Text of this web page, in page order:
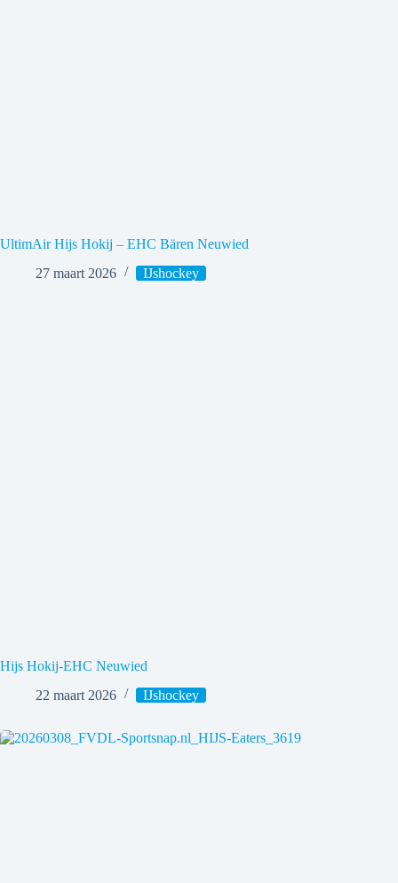
UltimAir Hijs Hokij – EHC Bären Neuwied
27 maart 2026
IJshockey
Hijs Hokij-EHC Neuwied
22 maart 2026
IJshockey